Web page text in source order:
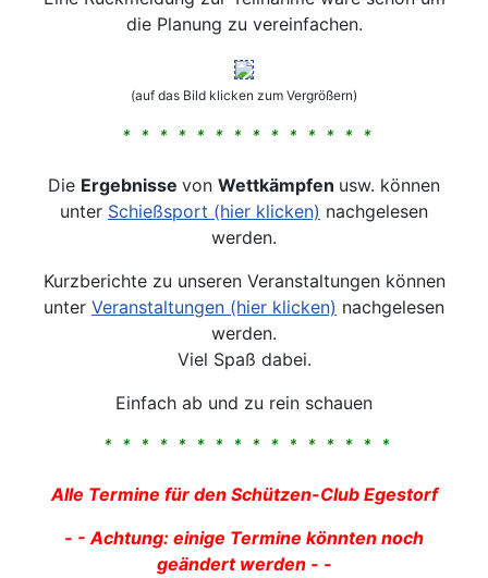
die Planung zu vereinfachen.
(auf das Bild klicken zum Vergrößern)
* * * * * * * * * * * * * *
Die Ergebnisse von Wettkämpfen usw. können
unter Schießsport (hier klicken) nachgelesen
werden.
Kurzberichte zu unseren Veranstaltungen können
unter Veranstaltungen (hier klicken) nachgelesen
werden.
Viel Spaß dabei.
Einfach ab und zu rein schauen
* * * * * * * * * * * * * * * *
Alle Termine für den Schützen-Club Egestorf
- - Achtung: einige Termine könnten noch
geändert werden - -